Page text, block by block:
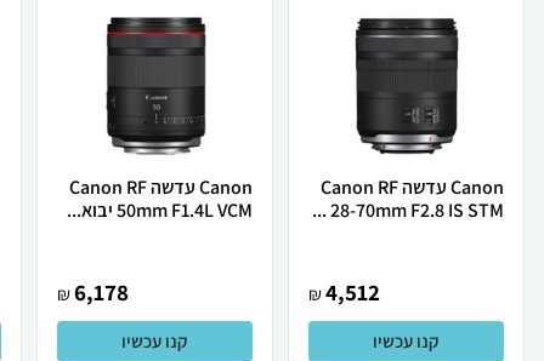
Canon עדשה Canon RF
28-70mm F2.8 IS STM ...
4,512
₪
קנו עכשיו
Canon ‏עדשה Canon RF
50mm F1.4L VCM יבוא...
6,178
₪
קנו עכשיו